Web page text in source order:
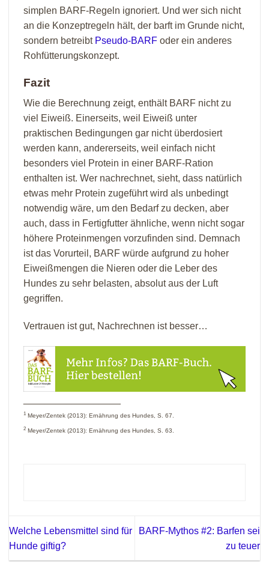
simplen BARF-Regeln ignoriert. Und wer sich nicht
an die Konzeptregeln hält, der barft im Grunde nicht,
sondern betreibt Pseudo-BARF oder ein anderes
Rohfütterungskonzept.
Fazit
Wie die Berechnung zeigt, enthält BARF nicht zu
viel Eiweiß. Einerseits, weil Eiweiß unter
praktischen Bedingungen gar nicht überdosiert
werden kann, andererseits, weil einfach nicht
besonders viel Protein in einer BARF-Ration
enthalten ist. Wer nachrechnet, sieht, dass natürlich
etwas mehr Protein zugeführt wird als unbedingt
notwendig wäre, um den Bedarf zu decken, aber
auch, dass in Fertigfutter ähnliche, wenn nicht sogar
höhere Proteinmengen vorzufinden sind. Demnach
ist das Vorurteil, BARF würde aufgrund zu hoher
Eiweißmengen die Nieren oder die Leber des
Hundes zu sehr belasten, absolut aus der Luft
gegriffen.
Vertrauen ist gut, Nachrechnen ist besser…
1 Meyer/Zentek (2013): Ernährung des Hundes, S. 67.
2 Meyer/Zentek (2013): Ernährung des Hundes, S. 63.
Welche Lebensmittel sind für
Hunde giftig?
BARF-Mythos #2: Barfen sei
zu teuer